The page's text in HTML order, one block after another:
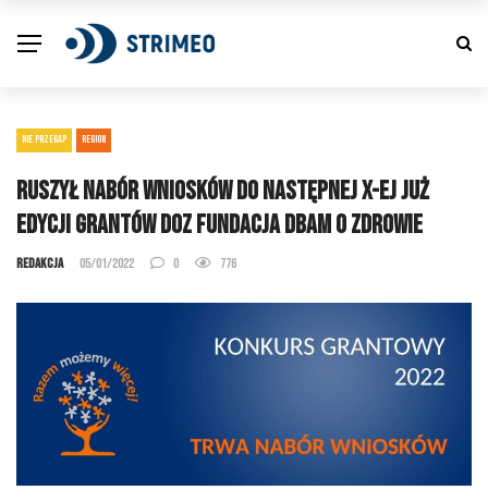
NIE PRZEGAP REGION
Ruszył nabór wniosków do następnej X-ej już
edycji grantów DOZ Fundacja dbam o zdrowie
Redakcja 05/01/2022 0 776